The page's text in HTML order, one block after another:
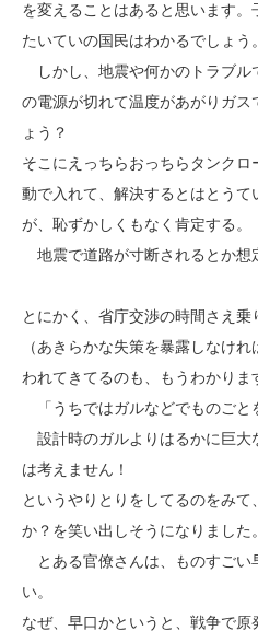
を変えることはあると思います。
たいていの国民はわかるでしょう。
しかし、地震や何かのトラブル
の電源が切れて温度があがりガ
ょう？
そこにえっちらおっちらタンク
動で入れて、解決するとはとう
が、恥ずかしくもなく肯定する。
地震で道路が寸断されるとか想
とにかく、省庁交渉の時間さえ
（あきらかな失策を暴露しなけ
われてきてるのも、もうわかりま
「うちではガルなどでものごと
設計時のガルよりはるかに巨大
は考えません！
というやりとりをしてるのをみ
か？を笑い出しそうになりました。
とある官僚さんは、ものすごい
い。
なぜ、早口かというと、戦争で